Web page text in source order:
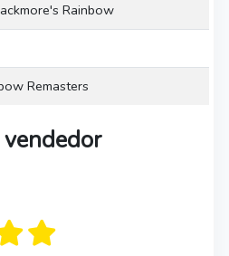
Rainbow
Remasters